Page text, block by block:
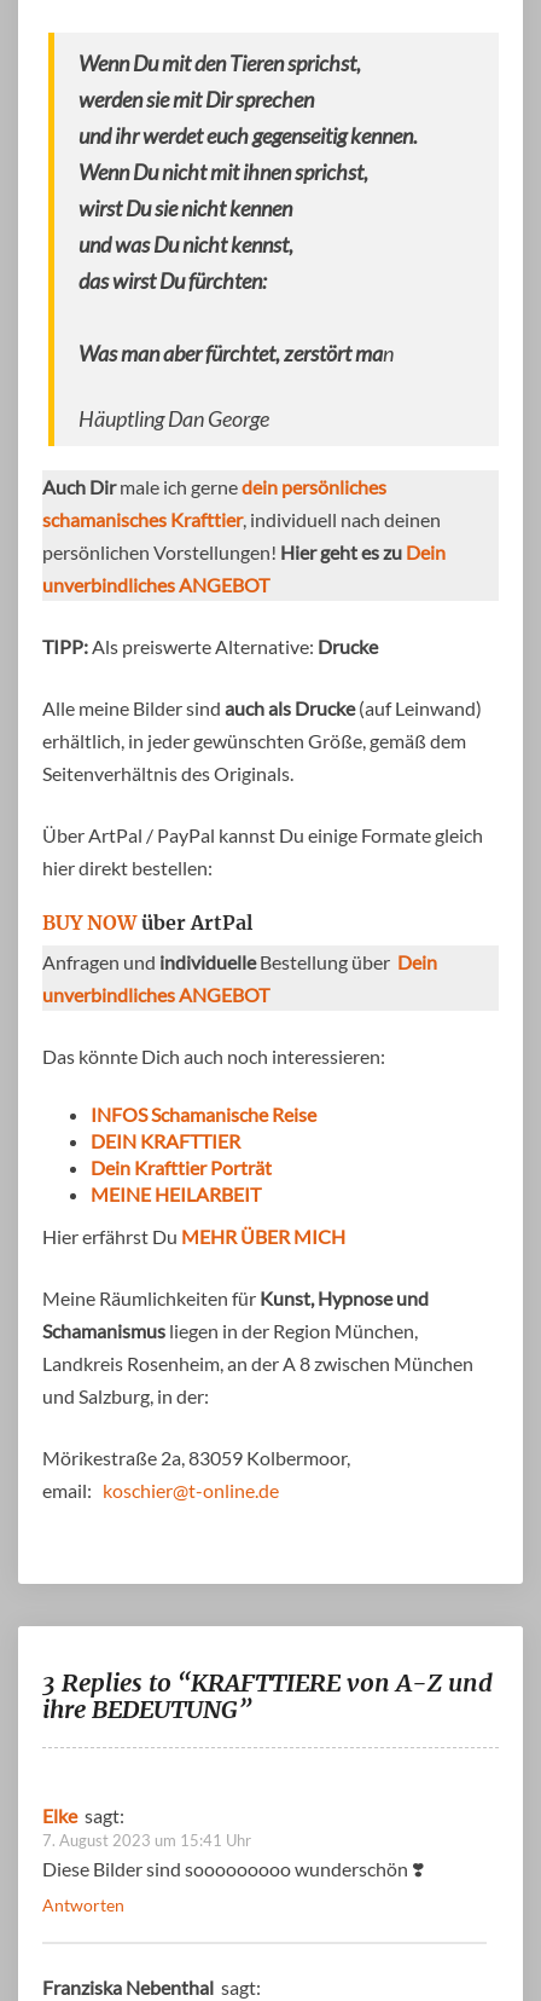
Wenn Du mit den Tieren sprichst,
werden sie mit Dir sprechen
und ihr werdet euch gegenseitig kennen.
Wenn Du nicht mit ihnen sprichst,
wirst Du sie nicht kennen
und was Du nicht kennst,
das wirst Du fürchten:
Was man aber fürchtet, zerstört man
Häuptling Dan George
Auch Dirmale ich gernedein persönliches
schamanisches Krafttier, individuell nach deinen
persönlichen Vorstellungen! Hier geht es zu Dein
unverbindliches ANGEBOT
TIPP:Als preiswerte Alternative: Drucke
Alle meine Bilder sind auch als Drucke(auf Leinwand)
erhältlich, in jeder gewünschten Größe, gemäß dem
Seitenverhältnis des Originals.
Über ArtPal / PayPal kannst Du einige Formate gleich
hier direkt bestellen:
BUY NOWüber ArtPal
Anfragen und individuelleBestellung über Dein
unverbindliches ANGEBOT
Das könnte Dich auch noch interessieren:
INFOS Schamanische Reise
DEIN KRAFTTIER
Dein Krafttier Porträt
MEINE HEILARBEIT
Hier erfährst Du MEHR ÜBER MICH
Meine Räumlichkeiten für Kunst, Hypnose und
Schamanismus liegen in der Region München,
Landkreis Rosenheim, an der A 8 zwischen München
und Salzburg, in der:
Mörikestraße 2a, 83059 Kolbermoor,
email: koschier@t-online.de
3 Replies to “KRAFTTIERE von A-Z und
ihre BEDEUTUNG”
Elke sagt:
7. August 2023 um 15:41 Uhr
Diese Bilder sind sooooooooo wunderschön ❣️
Antworten
Franziska Nebenthal sagt: